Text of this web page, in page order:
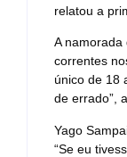
relatou a
A namorada
correntes
único de 18
de errado”,
Yago
“Se eu